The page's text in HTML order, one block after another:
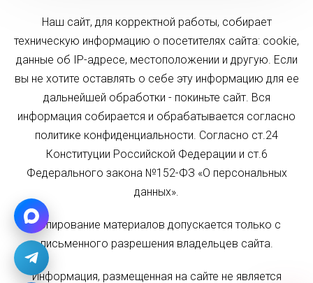
Наш сайт, для корректной работы, собирает
техническую информацию о посетителях сайта: cookie,
данные об IP-адресе, местоположении и другую. Если
вы не хотите оставлять о себе эту информацию для ее
дальнейшей обработки - покиньте сайт. Вся
информация собирается и обрабатывается согласно
политике конфиденциальности. Согласно ст.24
Конституции Российской Федерации и ст.6
Федерального закона №152-ФЗ «О персональных
данных».
Копирование материалов допускается только с
письменного разрешения владельцев сайта.
Информация, размещенная на сайте не является